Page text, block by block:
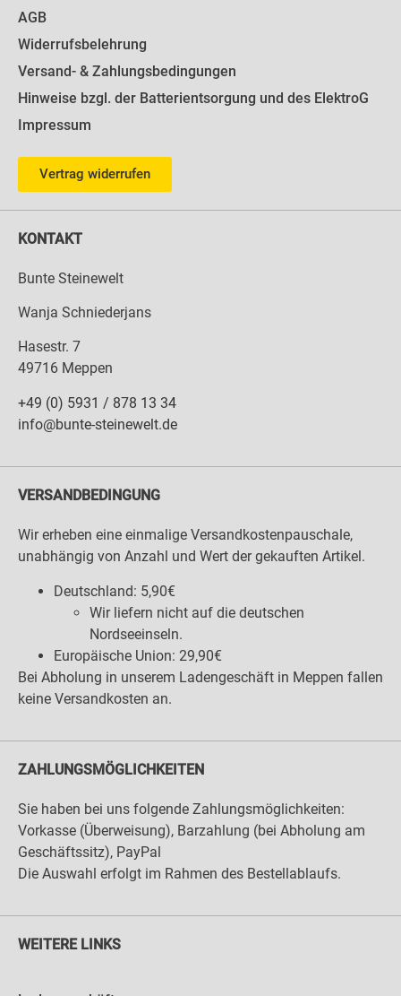
AGB
Widerrufsbelehrung
Versand- & Zahlungsbedingungen
Hinweise bzgl. der Batterientsorgung und des ElektroG
Impressum
Vertrag widerrufen
KONTAKT
Bunte Steinewelt
Wanja Schniederjans
Hasestr. 7
49716 Meppen
+49 (0) 5931 / 878 13 34
info@bunte-steinewelt.de
VERSANDBEDINGUNG
Wir erheben eine einmalige Versandkostenpauschale,
unabhängig von Anzahl und Wert der gekauften Artikel.
Deutschland: 5,90€
Wir liefern nicht auf die deutschen
Nordseeinseln.
Europäische Union: 29,90€
Bei Abholung in unserem Ladengeschäft in Meppen fallen
keine Versandkosten an.
ZAHLUNGSMÖGLICHKEITEN
Sie haben bei uns folgende Zahlungsmöglichkeiten:
Vorkasse (Überweisung), Barzahlung (bei Abholung am
Geschäftssitz), PayPal
Die Auswahl erfolgt im Rahmen des Bestellablaufs.
WEITERE LINKS